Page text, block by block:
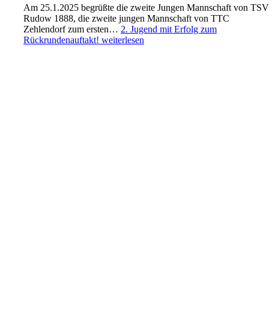
Am 25.1.2025 begrüßte die zweite Jungen Mannschaft von TSV
Rudow 1888, die zweite jungen Mannschaft von TTC
Zehlendorf zum ersten… 2. Jugend mit Erfolg zum
Rückrundenauftakt! weiterlesen